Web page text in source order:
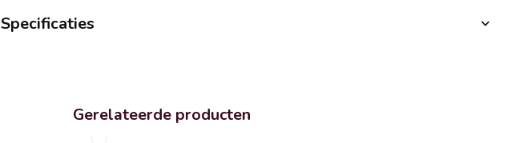
Specificaties
Gerelateerde producten